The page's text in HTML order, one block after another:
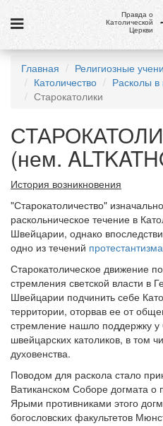
Новости
Галерея
Викторины
Ссылки
Религиозные учения и секты,
Св. Тереза Бенедикта Креста,
см. календарь
Обратная связь
Отправить сообщение
Правда о
Католической
Церкви
Главная Религиозные
Католичество
Расколы в
Старокатолики
(нем.
История возникновения
"Старокатоличество"
раскольническое течение в
Швейцарии, однако
одно из течений протестантизма
Старокатолическое движение
стремления светской власти в
Швейцарии подчинить себе
территории, оторвав ее от
стремление нашло поддержку у
швейцарских католиков, в том
духовенства.
Поводом для раскола стало
Ватиканском Соборе догмата о
Ярыми противниками этого
богословских факультетов